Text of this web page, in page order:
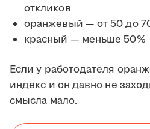
откликов
оранжевый — от 50 до
красный — меньше 50%
Если у работодателя
индекс и он давно не
смысла мало.